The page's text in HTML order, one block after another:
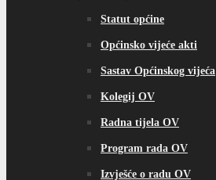
Statut općine
Općinsko vijeće akti
Sastav Općinskog vijeća
Kolegij OV
Radna tijela OV
Program rada OV
Izvješće o radu OV